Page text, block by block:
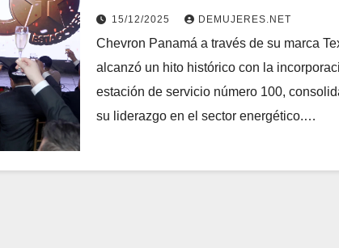
liderazgo en el mercado
15/12/2025 DEMUJERES.NET
Chevron Panamá a través de su marca
alcanzó un hito histórico con la
estación de servicio número 100,
su liderazgo en el sector energético.…